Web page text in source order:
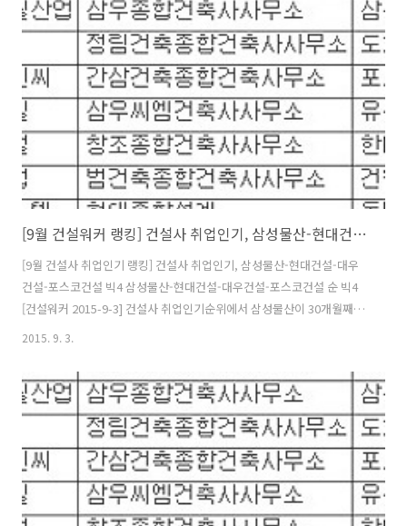
중공업 - 해모로 한양 1 수자인 태영건설 1 데시앙 한신공영 - 한신休플
러스 케이씨씨건설 - 스위첸 한라 - 한라비발디 서희건설 - 스타힐스 우
미건설 - 우미 린 서브원 - 일반환경,건축 삼성중공업 - 삼성쉐르빌 신세
계건설 - 쉐덴 효성..
[9월 건설워커 랭킹] 건설사 취업인기, 삼성물산-현대건설-대우건설-포스코건설 빅4
[9월 건설사 취업인기 랭킹] 건설사 취업인기, 삼성물산-현대건설-대우
건설-포스코건설 빅4 삼성물산-현대건설-대우건설-포스코건설 순 빅4
[건설워커 2015-9-3] 건설사 취업인기순위에서 삼성물산이 30개월째 1
위 자리를 지키고 있다. 건설취업포털 건설워커(www.worker.co.kr 대
서 삼성물산이 30개월째 종합건설 부문 정상자리를 지켰다고 밝혔다. 현
대엔지니어링(엔지니어링), 구산토건(전문건설), 희림종합건축사사무소
(건축설계), 국보디자인(인테리어)이 각 부문별 1위로 선정됐다. 종합건
설 부문에서는 삼성물산에 이어 현대건설, 대우건설, 포스코건설, GS건
설, 대림산업, 롯데건설, SK건설, 두산건설, 호반건설이 톱10에 ..
2015. 9. 3.